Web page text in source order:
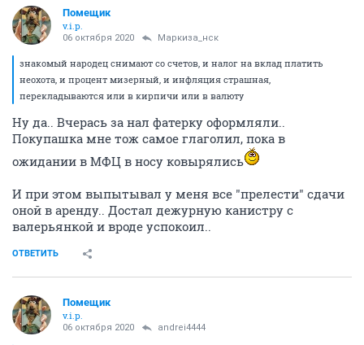
Помещик
v.i.p.
06 октября 2020 Маркиза_нск
знакомый народец снимают со счетов, и налог на вклад платить
неохота, и процент мизерный, и инфляция страшная,
перекладываются или в кирпичи или в валюту
Ну да.. Вчерась за нал фатерку оформляли..
Покупашка мне тож самое глаголил, пока в
ожидании в МФЦ в носу ковырялись
И при этом выпытывал у меня все "прелести" сдачи
оной в аренду.. Достал дежурную канистру с
валерьянкой и вроде успокоил..
ОТВЕТИТЬ
Помещик
v.i.p.
06 октября 2020 andrei4444